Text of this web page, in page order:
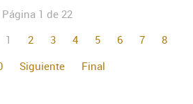
Página 1 de 22
1 2 3 4 5 6 7
8
Siguiente Final